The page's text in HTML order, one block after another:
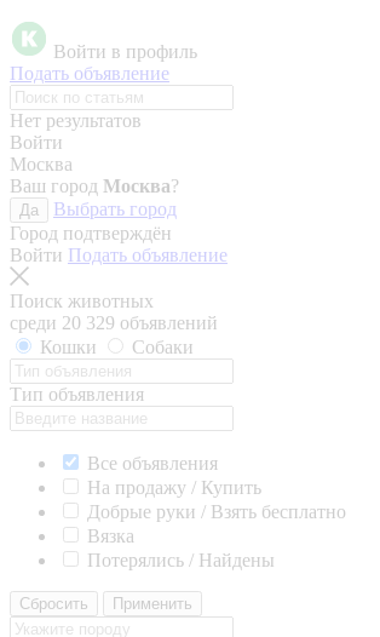
Войти в профиль
Подать объявление
Нет результатов
Войти
Москва
Ваш город Москва?
Да
Выбрать город
Город подтверждён
Войти Подать объявление
Поиск животных
среди 20 329 объявлений
Кошки
Собаки
Тип объявления
Все объявления
На продажу / Купить
Добрые руки / Взять бесплатно
Вязка
Потерялись / Найдены
Сбросить Применить